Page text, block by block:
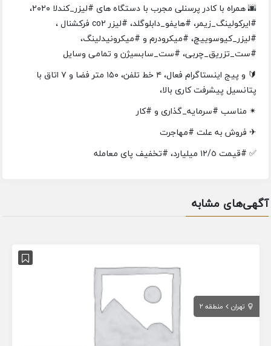
🌆 همراه با کادر پرسنلی مجرب با دستگاه های #لیزر_کندلا ۲۰۲۰،
#ایرکولینگ_زیمر، #هایفو_دابلو‌گلد، #لیزر co2 فرکشنال ،
#لیزر_کیوسوییچ، #میکرودرم و #میکرونیدلینگ،
#ست_تزريق_چربی، #ست_سابسيژن و تمامی وسایل
🔰 و پیج اینستاگرام فعال، ۴ خط تلفن، ۱۵۰ متر فضا و ۷ اتاق با
پتانسیل پيشرفت کاری بالا،
✴ مناسب #سرمايه_گذاری و #كار
✈ فروش به علت #مهاجرت
✅ #قيمت ١٢/٥ ميليارد، #تخفيف پای معامله
آگهی‌های مشابه
تهران منطقه 2